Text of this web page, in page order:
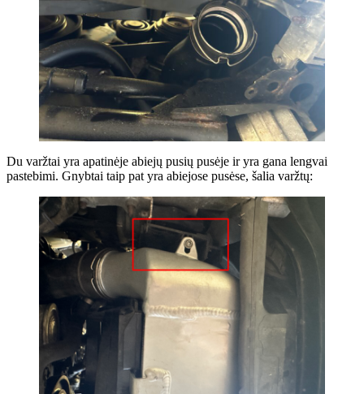
Du varžtai yra apatinėje abiejų pusių pusėje ir yra gana lengvai
pastebimi. Gnybtai taip pat yra abiejose pusėse, šalia varžtų: